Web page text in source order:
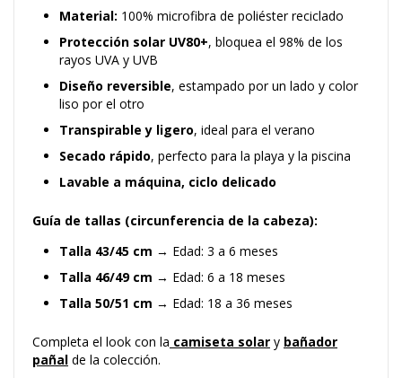
Material: 100% microfibra de poliéster reciclado
Protección solar UV80+, bloquea el 98% de los
rayos UVA y UVB
Diseño reversible, estampado por un lado y color
liso por el otro
Transpirable y ligero, ideal para el verano
Secado rápido, perfecto para la playa y la piscina
Lavable a máquina, ciclo delicado
Guía de tallas (circunferencia de la cabeza):
Talla 43/45 cm → Edad: 3 a 6 meses
Talla 46/49 cm → Edad: 6 a 18 meses
Talla 50/51 cm → Edad: 18 a 36 meses
Completa el look con la camiseta solar y bañador
pañal de la colección.